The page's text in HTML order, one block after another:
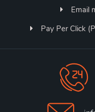
Email
Pay Per Click